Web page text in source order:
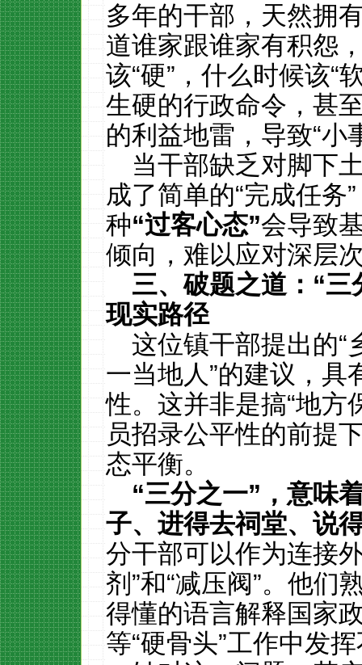
多年的干部，天然拥
道谁家跟谁家有积怨
该“硬”，什么时候该“
生硬的行政命令，甚
的利益地雷，导致“小
当干部缺乏对脚下
成了简单的“完成任务
种“过客心态”会导致
倾向，难以应对深层
三、破题之道： “三
现实路径
这位镇干部提出的“
一当地人”的建议，
性。这并非是搞“地方
员招录公平性的前提
态平衡。
“三分之一” ，意味
子、进得去祠堂、说
分干部可以作为连接
剂”和“减压阀”。他们
得懂的语言解释国家
等“硬骨头”工作中发